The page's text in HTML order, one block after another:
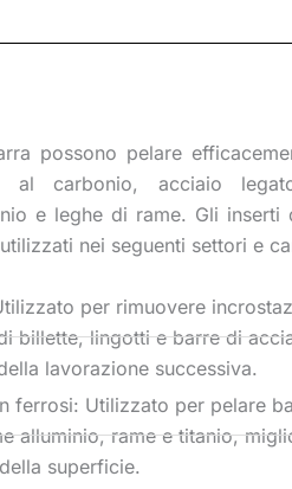
possono pelare
al carbonio, acciaio
e leghe di rame. Gli inserti
nei seguenti settori e
per rimuovere
billette, lingotti e barre di
lavorazione successiva.
ferrosi: Utilizzato per pelare
alluminio, rame e titanio,
superficie.